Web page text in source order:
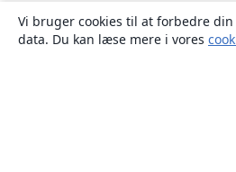
Vi bruger cookies til at forbedre
data. Du kan læse mere i vores